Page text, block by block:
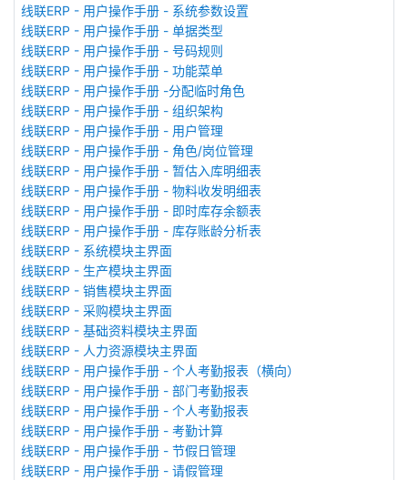
线联ERP - 用户操作手册 - 系统参数设置
线联ERP - 用户操作手册 - 单据类型
线联ERP - 用户操作手册 - 号码规则
线联ERP - 用户操作手册 - 功能菜单
线联ERP - 用户操作手册 -分配临时角色
线联ERP - 用户操作手册 - 组织架构
线联ERP - 用户操作手册 - 用户管理
线联ERP - 用户操作手册 - 角色/岗位管理
线联ERP - 用户操作手册 - 暂估入库明细表
线联ERP - 用户操作手册 - 物料收发明细表
线联ERP - 用户操作手册 - 即时库存余额表
线联ERP - 用户操作手册 - 库存账龄分析表
线联ERP - 系统模块主界面
线联ERP - 生产模块主界面
线联ERP - 销售模块主界面
线联ERP - 采购模块主界面
线联ERP - 基础资料模块主界面
线联ERP - 人力资源模块主界面
线联ERP - 用户操作手册 - 个人考勤报表（横向）
线联ERP - 用户操作手册 - 部门考勤报表
线联ERP - 用户操作手册 - 个人考勤报表
线联ERP - 用户操作手册 - 考勤计算
线联ERP - 用户操作手册 - 节假日管理
线联ERP - 用户操作手册 - 请假管理